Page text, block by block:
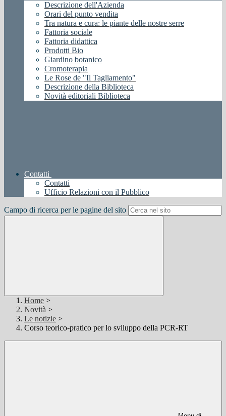
Descrizione dell'Azienda
Orari del punto vendita
Tra natura e cura: le piante delle nostre serre
Fattoria sociale
Fattoria didattica
Prodotti Bio
Giardino botanico
Cromoterapia
Le Rose de "Il Tagliamento"
Descrizione della Biblioteca
Novità editoriali Biblioteca
Contatti
Contatti
Ufficio Relazioni con il Pubblico
Campo di ricerca per le pagine del sito
Home >
Novità >
Le notizie >
Corso teorico-pratico per lo sviluppo della PCR-RT